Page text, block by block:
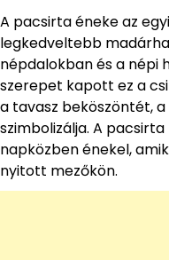
A pacsirta éneke az
legkedveltebb
népdalokban és a népi
szerepet kapott ez a
a tavasz beköszöntét,
szimbolizálja. A
napközben énekel,
nyitott mezőkön.